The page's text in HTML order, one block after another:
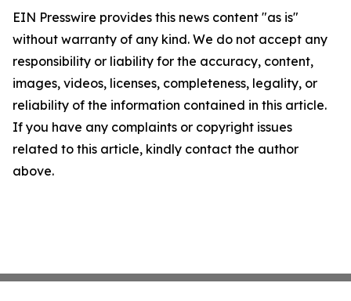
EIN Presswire provides this news content "as is"
without warranty of any kind. We do not accept any
responsibility or liability for the accuracy, content,
images, videos, licenses, completeness, legality, or
reliability of the information contained in this article.
If you have any complaints or copyright issues
related to this article, kindly contact the author
above.